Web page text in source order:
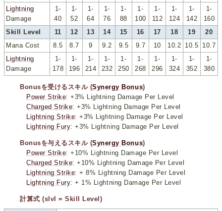
Lightning
Damage
1-
40
1-
52
1-
64
1-
76
1-
88
1-
100
1-
112
1-
124
1-
142
1-
160
Skill Level
11 12 13 14 15 16 17 18 19
20
Mana Cost
8.5 8.7 9 9.2 9.5 9.7 10 10.2 10.5 10.7
Lightning
Damage
1-
178
1-
196
1-
214
1-
232
1-
250
1-
268
1-
296
1-
324
1-
352
1-
380
Bonusを受けるスキル (Synergy Bonus)
Power Strike: +3% Lightning Damage Per Level
Charged Strike: +3% Lightning Damage Per Level
Lightning Strike: +3% Lightning Damage Per Level
Lightning Fury: +3% Lightning Damage Per Level
Bonusを与えるスキル (Synergy Bonus)
Power Strike: +10% Lightning Damage Per Level
Charged Strike: +10% Lightning Damage Per Level
Lightning Strike: + 8% Lightning Damage Per Level
Lightning Fury: + 1% Lightning Damage Per Level
計算式 (slvl = Skill Level)